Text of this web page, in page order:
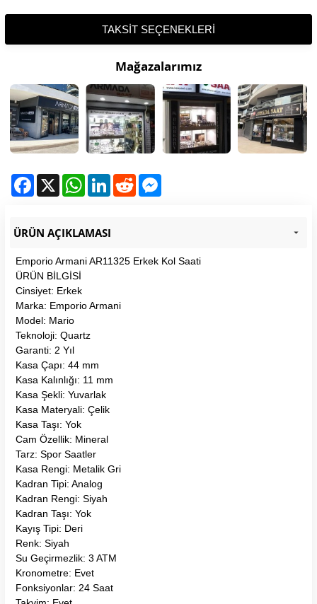
TAKSIT SEÇENEKLERI
Mağazalarımız
Facebook
X WhatsAppLinkedInReddit
ÜRÜN AÇIKLAMASI
Emporio Armani AR11325 Erkek Kol Saati
ÜRÜN BİLGİSİ
Cinsiyet: Erkek
Marka: Emporio Armani
Model: Mario
Teknoloji: Quartz
Garanti: 2 Yıl
Kasa Çapı: 44 mm
Kasa Kalınlığı: 11 mm
Kasa Şekli: Yuvarlak
Kasa Materyali: Çelik
Kasa Taşı: Yok
Cam Özellik: Mineral
Tarz: Spor Saatler
Kasa Rengi: Metalik Gri
Kadran Tipi: Analog
Kadran Rengi: Siyah
Kadran Taşı: Yok
Kayış Tipi: Deri
Renk: Siyah
Su Geçirmezlik: 3 ATM
Kronometre: Evet
Fonksiyonlar: 24 Saat